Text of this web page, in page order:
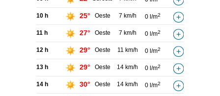
10 h 25° Oeste 7 km/h 0 l/m2
11 h 27° Oeste 7 km/h 0 l/m2
12 h 29° Oeste 11 km/h 0 l/m2
13 h 29° Oeste 14 km/h 0 l/m2
14 h 30° Oeste 14 km/h 0 l/m2